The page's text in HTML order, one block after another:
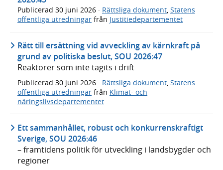
Publicerad 30 juni 2026 · Rättsliga dokument, Statens
offentliga utredningar från Justitiedepartementet
Rätt till ersättning vid avveckling av kärnkraft på
grund av politiska beslut, SOU 2026:47
Reaktorer som inte tagits i drift
Publicerad 30 juni 2026 · Rättsliga dokument, Statens
offentliga utredningar från Klimat- och
näringslivsdepartementet
Ett sammanhållet, robust och konkurrenskraftigt
Sverige, SOU 2026:46
– framtidens politik för utveckling i landsbygder och
regioner